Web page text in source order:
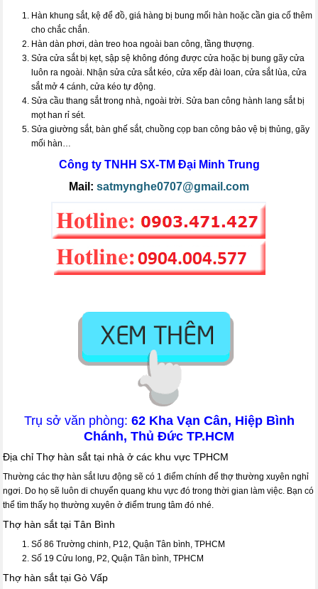
Hàn khung sắt, kệ để đồ, giá hàng bị bung mối hàn hoặc cần gia cố thêm
cho chắc chắn.
Hàn dàn phơi, dàn treo hoa ngoài ban công, tầng thượng.
Sửa cửa sắt bị kẹt, sập sệ không đóng được cửa hoặc bị bung gãy cửa
luôn ra ngoài. Nhận sửa cửa sắt kéo, cửa xếp đài loan, cửa sắt lùa, cửa
sắt mở 4 cánh, cửa kéo tự động.
Sửa cầu thang sắt trong nhà, ngoài trời. Sửa ban công hành lang sắt bị
mọt han rỉ sét.
Sửa giường sắt, bàn ghế sắt, chuồng cọp ban công bảo vệ bị thủng, gãy
mối hàn…
Công ty TNHH SX-TM Đại Minh Trung
Mail: satmynghe0707@gmail.com
Trụ sở văn phòng: 62 Kha Vạn Cân, Hiệp Bình
Chánh, Thủ Đức TP.HCM
Địa chỉ Thợ hàn sắt tại nhà ở các khu vực TPHCM
Thường các thợ hàn sắt lưu động sẽ có 1 điểm chính để thợ thường xuyên nghỉ
ngơi. Do họ sẽ luôn di chuyển quang khu vực đó trong thời gian làm việc. Bạn có
thể tìm thấy họ thường xuyên ở điểm trung tâm đó nhé.
Thợ hàn sắt tại Tân Bình
Số 86 Trường chinh, P12, Quận Tân bình, TPHCM
Số 19 Cửu long, P2, Quận Tân bình, TPHCM
Thợ hàn sắt tại Gò Vấp